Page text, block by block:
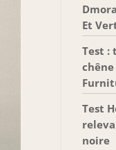
Et
Test :
chêne
Test
noire